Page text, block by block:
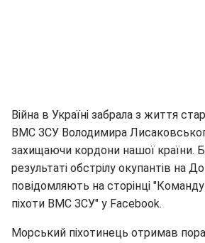
Війна в Україні забрала з життя
ВМС ЗСУ Володимира
захищаючи кордони нашої країни.
результаті обстрілу окупантів на
повідомляють на сторінці
піхоти ВМС ЗСУ" у Facebook.
Морський піхотинець отримав